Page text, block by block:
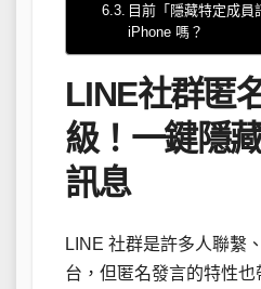
目前「隱藏特定成員
iPhone 嗎？
LINE社群匿
級！一鍵隱
訊息
LINE 社群是許多人聯繫
台，但匿名發言的特性